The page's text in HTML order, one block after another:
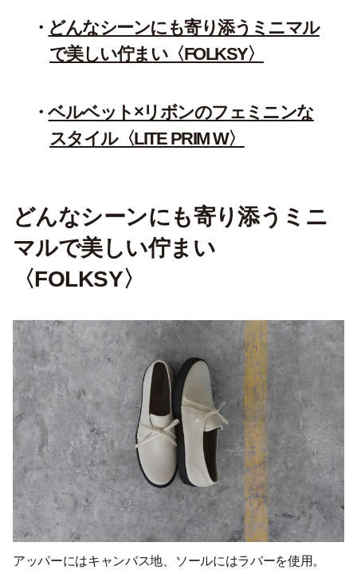
どんなシーンにも寄り添うミニマル
で美しい佇まい〈FOLKSY〉
ベルベット×リボンのフェミニンな
スタイル〈LITE PRIM W〉
どんなシーンにも寄り添うミニ
マルで美しい佇まい
〈FOLKSY〉
アッパーにはキャンバス地、ソールにはラバーを使用。